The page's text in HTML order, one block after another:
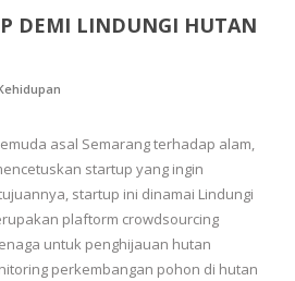
DEMI LINDUNGI HUTAN
asal Semarang terhadap alam,
startup yang ingin
startup ini dinamai Lindungi
plaftorm crowdsourcing
untuk penghijauan hutan
perkembangan pohon di hutan